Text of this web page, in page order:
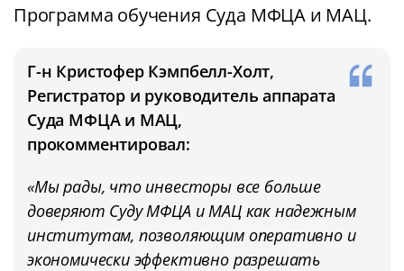
Программа обучения Суда МФЦА и МАЦ.
Г-н Кристофер Кэмпбелл-Холт,
Регистратор и руководитель аппарата
Суда МФЦА и МАЦ,
прокомментировал:
«Мы рады, что инвесторы все больше
доверяют Суду МФЦА и МАЦ как надежным
институтам, позволяющим оперативно и
экономически эффективно разрешать